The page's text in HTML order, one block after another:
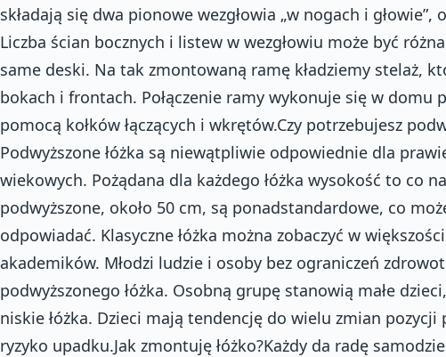
składają się dwa pionowe wezgłowia „w nogach i głowie”,
Liczba ścian bocznych i listew w wezgłowiu może być
same deski. Na tak zmontowaną ramę kładziemy stelaż,
bokach i frontach. Połączenie ramy wykonuje się w domu
pomocą kołków łączących i wkrętów.Czy potrzebujesz
Podwyższone łóżka są niewątpliwie odpowiednie dla
wiekowych. Pożądana dla każdego łóżka wysokość to co
podwyższone, około 50 cm, są ponadstandardowe, co
odpowiadać. Klasyczne łóżka można zobaczyć w
akademików. Młodzi ludzie i osoby bez ograniczeń
podwyższonego łóżka. Osobną grupę stanowią małe
niskie łóżka. Dzieci mają tendencję do wielu zmian
ryzyko upadku.Jak zmontuję łóżko?Każdy da radę